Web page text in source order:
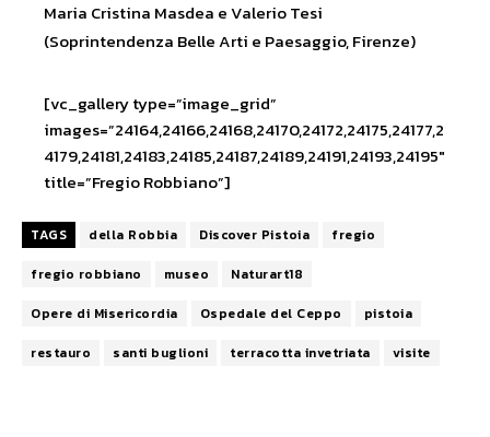
Maria Cristina Masdea e Valerio Tesi
(Soprintendenza Belle Arti e Paesaggio, Firenze)
[vc_gallery type=”image_grid”
images=”24164,24166,24168,24170,24172,24175,24177,2
4179,24181,24183,24185,24187,24189,24191,24193,24195″
title=”Fregio Robbiano”]
TAGS della Robbia Discover Pistoia
fregio
fregio robbiano
museo
Naturart18
Opere di Misericordia
Ospedale del Ceppo
pistoia
restauro
santi buglioni terracotta invetriata visite